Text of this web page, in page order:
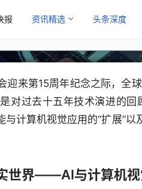
报 资讯精选 头条深度
趋势
迎来第15周年纪念之际，全
对过去十五年技术演进的
计算机视觉应用的“扩展”以
世界——AI与计算机视